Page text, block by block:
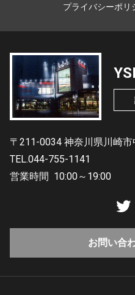
プライバシーポリ
〒211-0034 神奈川県川崎
TEL.044-755-1141
営業時間 10:00～19:00
お問い合